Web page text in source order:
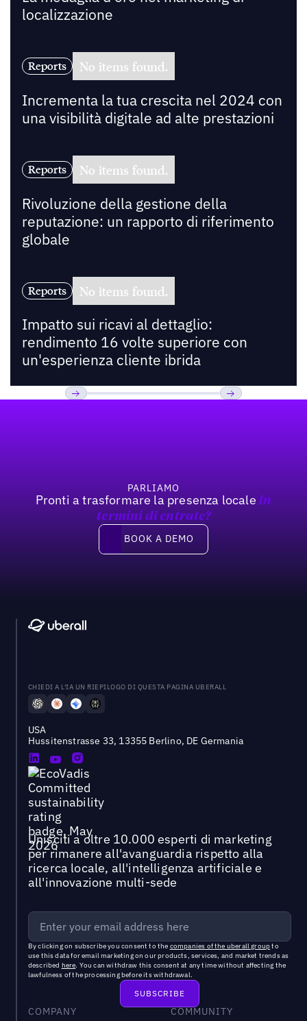
localizzazione
Reports No items found.
Incrementa la tua crescita nel 2024 con
una visibilità digitale ad alte prestazioni
Reports No items found.
Rivoluzione della gestione della
reputazione: un rapporto di riferimento
globale
Reports No items found.
Impatto sui ricavi al dettaglio:
rendimento 16 volte superiore con
un'esperienza cliente ibrida
PARLIAMO
Pronti a trasformare la presenza locale In
termini di entrate?
Book a demo
BOOK A DEMO
CHIEDI A L'IA UN RIEPILOGO DI QUESTA PAGINA UBERALL
USA
Hussitenstrasse 33, 13355 Berlino, DE Germania
Unisciti a oltre 10.000 esperti di marketing
per rimanere all'avanguardia rispetto alla
ricerca locale, all'intelligenza artificiale e
all'innovazione multi-sede
By clicking on subscribe you consent to the companies of the uberall groupto
use this data for email marketing on our products, services, and market trends as
described here. You can withdraw this consent at any time without affecting the
lawfulness of the processing before its withdrawal.
COMPANY
COMMUNITY